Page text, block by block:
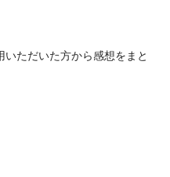
いただいた方から感想をまと